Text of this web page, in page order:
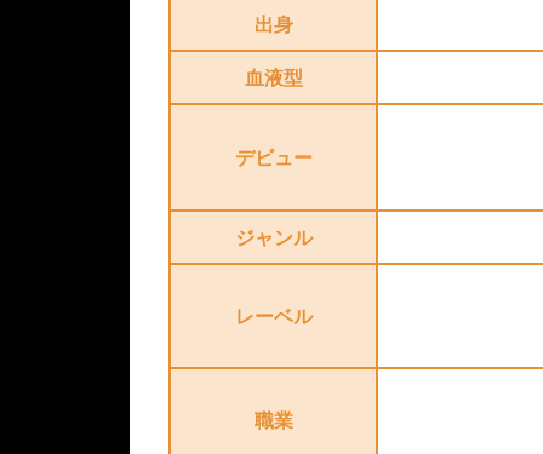
出身
血液型
デビュー
ジャンル
レーベル
職業